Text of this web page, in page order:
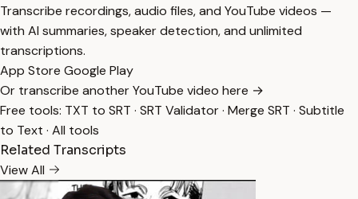
Transcribe recordings, audio files, and YouTube videos —
with AI summaries, speaker detection, and unlimited
transcriptions.
App Store Google Play
Or transcribe another YouTube video here →
Free tools: TXT to SRT · SRT Validator· Merge SRT · Subtitle
to Text · All tools
Related Transcripts
View All